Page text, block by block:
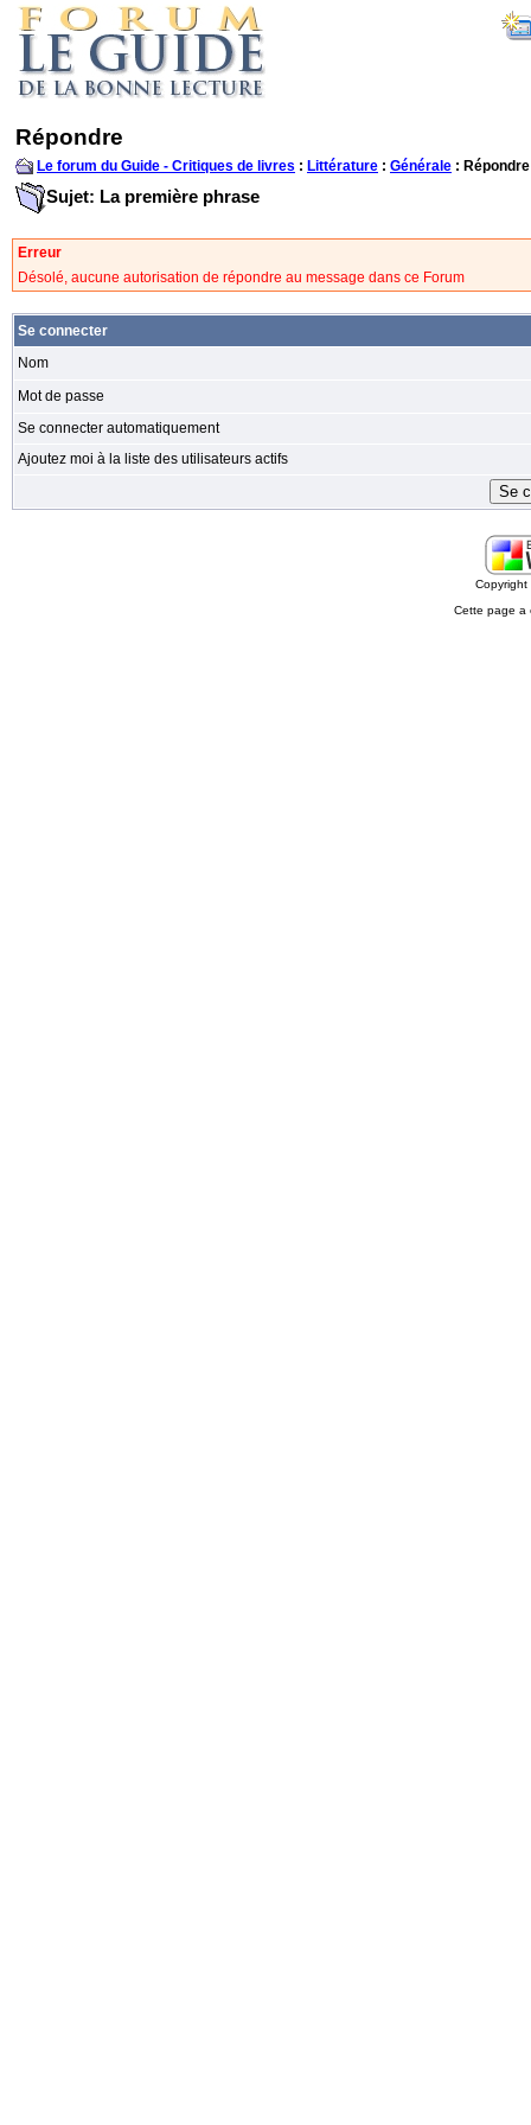
Répondre
Le forum du Guide - Critiques de livres : Littérature : Générale : Répondre
Sujet: La première phrase
Erreur
Désolé, aucune autorisation de répondre au message dans ce Forum
Se connecter
Nom
Mot de passe
Se connecter automatiquement
Ajoutez moi à la liste des utilisateurs actifs
Cette page a